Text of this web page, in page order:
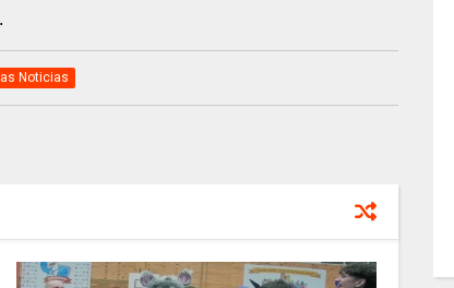
Noticias